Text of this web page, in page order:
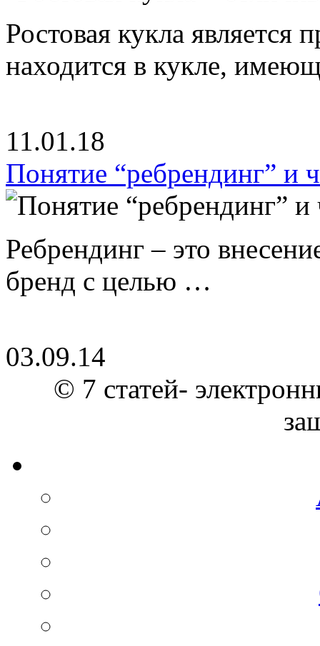
Ростовая кукла является
находится в кукле,
11.01.18
Понятие “ребрендинг” и
Ребрендинг – это
бренд с целью …
03.09.14
© 7 статей-